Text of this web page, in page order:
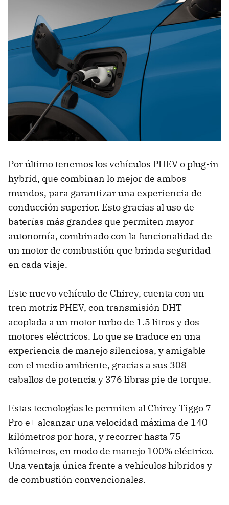
Por último tenemos los vehículos PHEV o plug-in
hybrid, que combinan lo mejor de ambos
mundos, para garantizar una experiencia de
conducción superior. Esto gracias al uso de
baterías más grandes que permiten mayor
autonomía, combinado con la funcionalidad de
un motor de combustión que brinda seguridad
en cada viaje.
Este nuevo vehículo de Chirey, cuenta con un
tren motriz PHEV, con transmisión DHT
acoplada a un motor turbo de 1.5 litros y dos
motores eléctricos. Lo que se traduce en una
experiencia de manejo silenciosa, y amigable
con el medio ambiente, gracias a sus 308
caballos de potencia y 376 libras pie de torque.
Estas tecnologías le permiten al Chirey Tiggo 7
Pro e+ alcanzar una velocidad máxima de 140
kilómetros por hora, y recorrer hasta 75
kilómetros, en modo de manejo 100% eléctrico.
Una ventaja única frente a vehículos híbridos y
de combustión convencionales.